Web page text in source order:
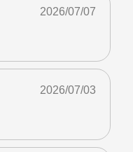
2026/07/07
2026/07/03